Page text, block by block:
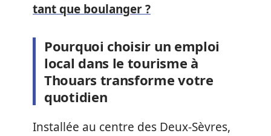
tant que boulanger ?
Pourquoi choisir un emploi
local dans le tourisme à
Thouars transforme votre
quotidien
Installée au centre des Deux-Sèvres,